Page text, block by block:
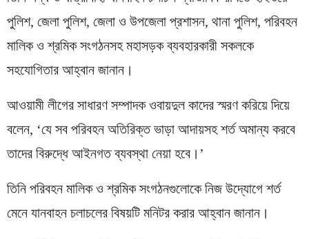
পুলিশ, জেলা পুলিশ, জেলা ও উপজেলা প্রশাসন, থানা পুলিশ, পরিবহন
মালিক ও শ্রমিক সংগঠনসহ মহাসড়ক ব্যবহারকারী সকলকে
সহযোগিতার আহ্বান জানান।
আওয়ামী লীগের সাধারণ সম্পাদক ওবায়দুল কাদের স্মরণ করিয়ে দিয়ে
বলেন, ‘যে সব পরিবহন অতিরিক্ত ভাড়া আদায়সহ শর্ত অমান্য করবে
তাদের বিরুদ্ধে আইনগত ব্যবস্থা নেয়া হবে।’
তিনি পরিবহন মালিক ও শ্রমিক সংগঠনগুলোকে নিজ উদ্যোগে শর্ত
মেনে যানবাহন চলাচলের বিষয়টি মনিটর করার আহ্বান জানান।